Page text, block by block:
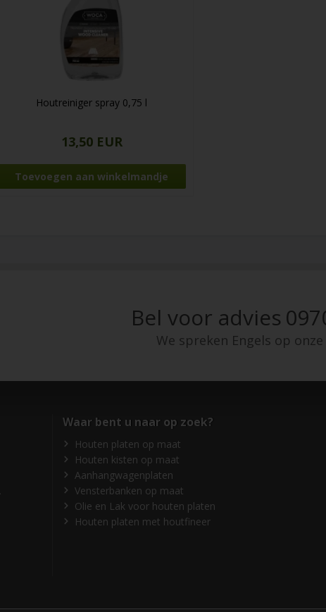
Houtreiniger spray 0,75 l
13,50 EUR
Bel voor advies
We spreken Engels op
Waar bent u naar op zoek?
Houten platen op maat
Houten kisten op maat
Aanhangwagenplaten
Vensterbanken op maat
Olie en Lak voor houten platen
Houten platen met houtfineer